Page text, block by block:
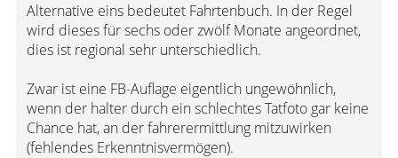
Alternative eins bedeutet Fahrtenbuch. In der Regel
wird dieses für sechs oder zwölf Monate angeordnet,
dies ist regional sehr unterschiedlich.
Zwar ist eine FB-Auflage eigentlich ungewöhnlich,
wenn der halter durch ein schlechtes Tatfoto gar keine
Chance hat, an der fahrerermittlung mitzuwirken
(fehlendes Erkenntnisvermögen).